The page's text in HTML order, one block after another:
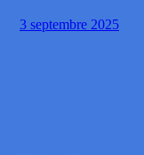
3 septembre 2025